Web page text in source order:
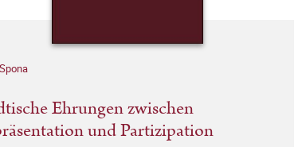
Ehrungen zwischen
und Partizipation